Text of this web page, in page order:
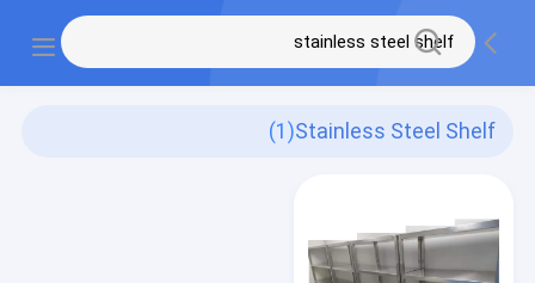
Stainless Steel Shelf
(1)